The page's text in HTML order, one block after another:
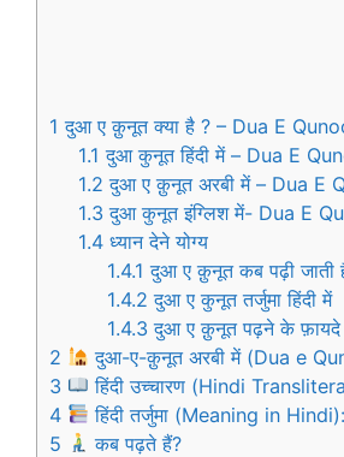
1 दुआ ए क़ुनूत क्या है ? – Dua E
1.1 दुआ कुनूत हिंदी में – Dua E
1.2 दुआ ए क़ुनूत अरबी में – Dua E
1.3 दुआ कुनूत इंग्लिश में- Dua E
1.4 ध्यान देने योग्य
1.4.1 दुआ ए क़ुनूत कब पढ़ी जाती
1.4.2 दुआ ए कुनूत तर्जुमा हिंदी में
1.4.3 दुआ ए क़ुनूत पढ़ने के फ़ायदे
2
दुआ-ए-क़ुनूत अरबी में (Dua e
3
हिंदी उच्चारण (Hindi
4
हिंदी तर्जुमा (Meaning in Hindi):
5
कब पढ़ते हैं?